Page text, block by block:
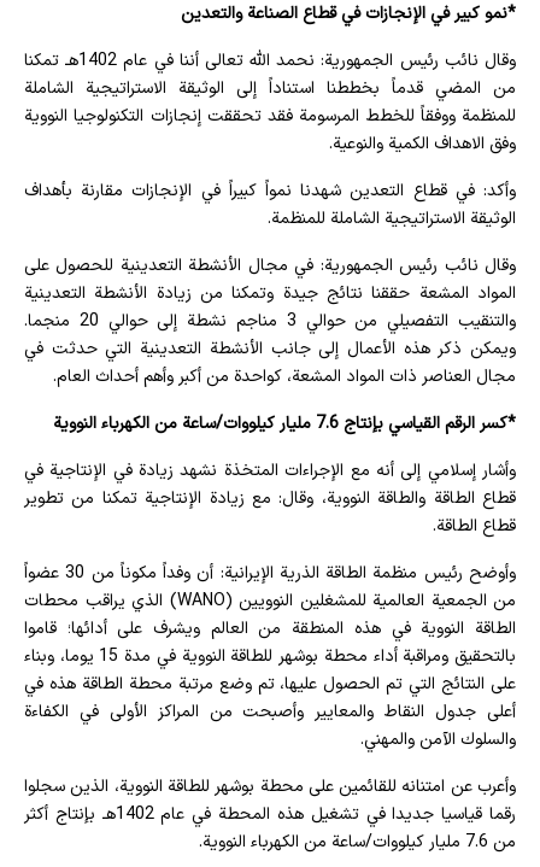
*نمو كبير في الإنجازات في قطاع الصناعة والتعدين
وقال نائب رئيس الجمهورية: نحمد الله تعالى أننا في عام 1402هـ تمكنا
من المضي قدماً بخططنا استناداً إلى الوثيقة الاستراتيجية الشاملة
للمنظمة ووفقاً للخطط المرسومة فقد تحققت إنجازات التكنولوجيا النووية
وفق الاهداف الكمية والنوعية.
وأكد: في قطاع التعدين شهدنا نمواً كبيراً في الإنجازات مقارنة بأهداف
الوثيقة الاستراتيجية الشاملة للمنظمة.
وقال نائب رئيس الجمهورية: في مجال الأنشطة التعدينية للحصول على
المواد المشعة حققنا نتائج جيدة وتمكنا من زيادة الأنشطة التعدينية
والتنقيب التفصيلي من حوالي 3 مناجم نشطة إلى حوالي 20 منجما.
ويمكن ذكر هذه الأعمال إلى جانب الأنشطة التعدينية التي حدثت في
مجال العناصر ذات المواد المشعة، كواحدة من أكبر وأهم أحداث العام.
*كسر الرقم القياسي بإنتاج 7.6 مليار كيلووات/ساعة من الكهرباء النووية
وأشار إسلامي إلى أنه مع الإجراءات المتخذة نشهد زيادة في الإنتاجية في
قطاع الطاقة والطاقة النووية، وقال: مع زيادة الإنتاجية تمكنا من تطوير
قطاع الطاقة.
وأوضح رئيس منظمة الطاقة الذرية الإيرانية: أن وفداً مكوناً من 30 عضواً
من الجمعية العالمية للمشغلين النوويين (WANO) الذي يراقب محطات
الطاقة النووية في هذه المنطقة من العالم ويشرف على أدائها؛ قاموا
بالتحقيق ومراقبة أداء محطة بوشهر للطاقة النووية في مدة 15 يوما، وبناء
على النتائج التي تم الحصول عليها، تم وضع مرتبة محطة الطاقة هذه في
أعلى جدول النقاط والمعايير وأصبحت من المراكز الأولى في الكفاءة
والسلوك الآمن والمهني.
وأعرب عن امتنانه للقائمين على محطة بوشهر للطاقة النووية، الذين سجلوا
رقما قياسيا جديدا في تشغيل هذه المحطة في عام 1402هـ بإنتاج أكثر
من 7.6 مليار كيلووات/ساعة من الكهرباء النووية.